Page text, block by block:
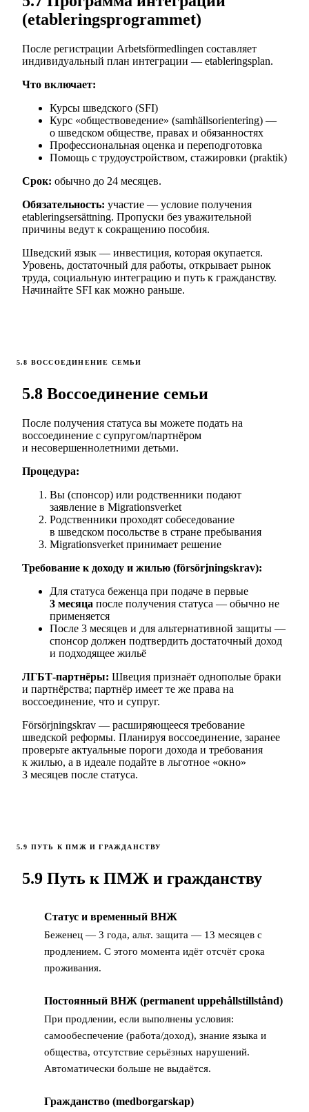
(etableringsprogrammet)
После регистрации Arbetsförmedlingen составляет
индивидуальный план интеграции — etableringsplan.
Что включает:
Курсы шведского (SFI)
Курс «обществоведение» (samhällsorientering) —
о шведском обществе, правах и обязанностях
Профессиональная оценка и переподготовка
Помощь с трудоустройством, стажировки (praktik)
Срок: обычно до 24 месяцев.
Обязательность: участие — условие получения
etableringsersättning. Пропуски без уважительной
причины ведут к сокращению пособия.
Шведский язык — инвестиция, которая окупается.
Уровень, достаточный для работы, открывает рынок
труда, социальную интеграцию и путь к гражданству.
Начинайте SFI как можно раньше.
5.8 ВОССОЕДИНЕНИЕ СЕМЬИ
5.8 Воссоединение семьи
После получения статуса вы можете подать на
воссоединение с супругом/партнёром
и несовершеннолетними детьми.
Процедура:
Вы (спонсор) или родственники подают
заявление в Migrationsverket
Родственники проходят собеседование
в шведском посольстве в стране пребывания
Migrationsverket принимает решение
Требование к доходу и жилью (försörjningskrav):
Для статуса беженца при подаче в первые
3 месяца после получения статуса — обычно не
применяется
После 3 месяцев и для альтернативной защиты —
спонсор должен подтвердить достаточный доход
и подходящее жильё
ЛГБТ-партнёры: Швеция признаёт однополые браки
и партнёрства; партнёр имеет те же права на
воссоединение, что и супруг.
Försörjningskrav — расширяющееся требование
шведской реформы. Планируя воссоединение, заранее
проверьте актуальные пороги дохода и требования
к жилью, а в идеале подайте в льготное «окно»
3 месяцев после статуса.
5.9 ПУТЬ К ПМЖ И ГРАЖДАНСТВУ
5.9 Путь к ПМЖ и гражданству
Статус и временный ВНЖ
Беженец — 3 года, альт. защита — 13 месяцев с
продлением. С этого момента идёт отсчёт срока
проживания.
Постоянный ВНЖ (permanent uppehållstillstånd)
При продлении, если выполнены условия:
самообеспечение (работа/доход), знание языка и
общества, отсутствие серьёзных нарушений.
Автоматически больше не выдаётся.
Гражданство (medborgarskap)